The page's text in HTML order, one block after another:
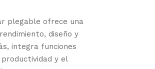
plegable ofrece una
diseño y
integra funciones
y el